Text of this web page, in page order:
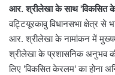
आर. श्रीलेखा के साथ 'विकसित
वट्टियूरकावु विधानसभा क्षेत्र से
आर. श्रीलेखा के नामांकन में
श्रीलेखा के प्रशासनिक अनुभव
लिए 'विकसित केरलम' का होना